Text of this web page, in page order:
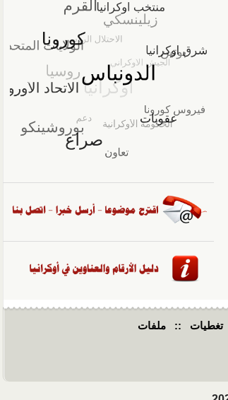
تغطيات :: ملفات